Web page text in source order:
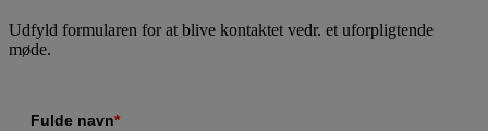
Udfyld formularen for at blive kontaktet vedr. et uforpligtende
møde.
Fulde navn*